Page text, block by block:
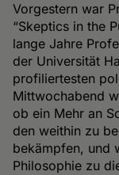
Vorgestern war
“Skeptics in the
lange Jahre
der Universität
profiliertesten
Mittwochabend
ob ein Mehr an
den weithin zu
bekämpfen, und
Philosophie zu